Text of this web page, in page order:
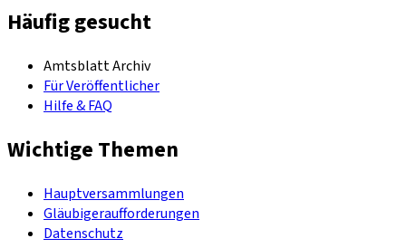
Häufig gesucht
Amtsblatt Archiv
Für Veröffentlicher
Hilfe & FAQ
Wichtige Themen
Hauptversammlungen
Gläubigeraufforderungen
Datenschutz